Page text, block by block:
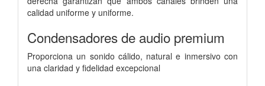
calidad uniforme y uniforme.
Condensadores de audio premium
Proporciona un sonido cálido, natural e inmersivo con
una claridad y fidelidad excepcional